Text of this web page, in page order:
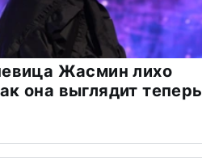
Жасмин лихо
она выглядит теперь